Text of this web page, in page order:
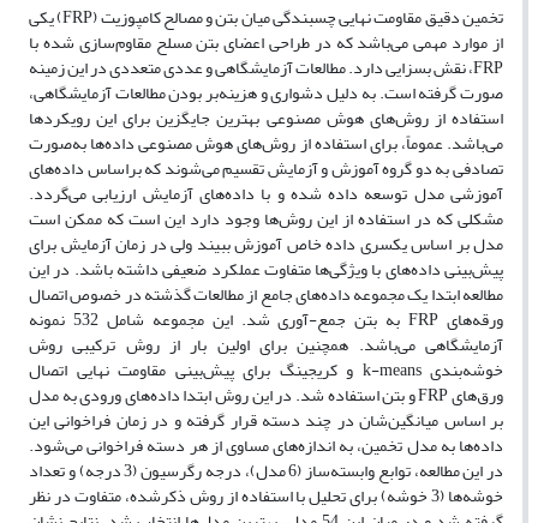
تخمین دقیق مقاومت نهایی چسبندگی میان بتن و مصالح کامپوزیت (FRP) یکی
از موارد مهمی می‌باشد که در طراحی اعضای بتن مسلح مقاوم‌سازی شده با
FRP، نقش بسزایی دارد. مطالعات آزمایشگاهی و عددی متعددی در این زمینه
صورت گرفته است. به دلیل دشواری و هزینه‌بر بودن مطالعات آزمایشگاهی،
استفاده از روش‌های هوش مصنوعی بهترین جایگزین برای این رویکرد‌ها
می‌باشد. عموماً، برای استفاده از روش‌های هوش مصنوعی داده‌ها به‌صورت
تصادفی به دو گروه آموزش و آزمایش تقسیم می‌شوند که براساس داده‌های
آموزشی مدل توسعه داده شده و با داده‌های آزمایش ارزیابی می‌گردد.
مشکلی که در استفاده از این روش‌ها وجود دارد این است که ممکن است
مدل بر اساس یکسری داده خاص آموزش ببیند ولی در زمان آزمایش برای
پیش‌بینی داده‌های با ویژگی‌ها متفاوت عملکرد ضعیفی داشته باشد. در این
مطالعه ابتدا یک مجموعه داده‌های جامع از مطالعات گذشته در خصوص اتصال
ورقه‌های FRP به بتن جمع-آوری شد. این مجموعه شامل 532 نمونه
آزمایشگاهی می‌باشد. همچنین برای اولین بار از روش ترکیبی روش
خوشه‌بندی k-means و کریجینگ برای پیش‌بینی مقاومت نهایی اتصال
ورق‌های FRP و بتن استفاده شد. در این روش ابتدا داده‌های ورودی به مدل
بر اساس میانگین‌شان در چند دسته قرار گرفته و در زمان فراخوانی این
داده‌ها به مدل تخمین، به اندازه‌های مساوی از هر دسته فراخوانی می‌شود.
در این مطالعه، توابع وابسته‌ساز (6 مدل)، درجه رگرسیون (3 درجه) و تعداد
خوشه‌ها (3 خوشه) برای تحلیل با استفاده از روش ذکرشده، متفاوت در نظر